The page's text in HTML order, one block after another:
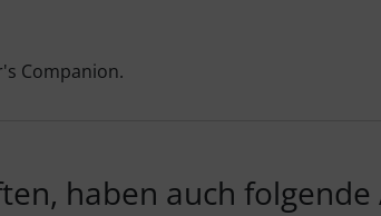
Companion.
haben auch